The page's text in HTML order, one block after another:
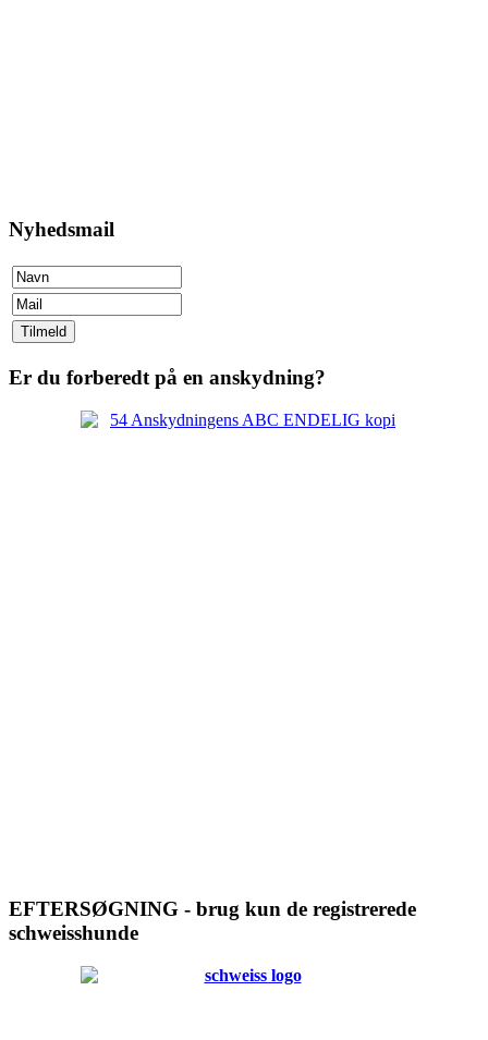
Nyhedsmail
Er du forberedt på en anskydning?
EFTERSØGNING - brug kun de registrerede
schweisshunde